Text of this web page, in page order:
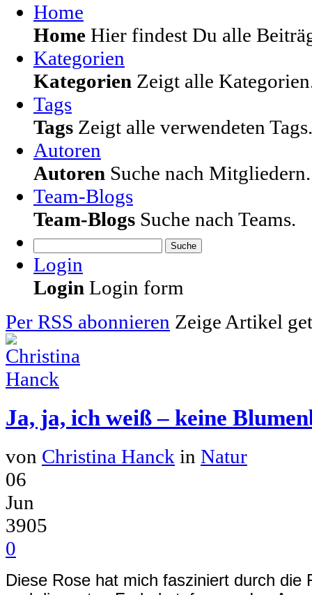
Home
Home Hier findest Du alle
Kategorien
Kategorien Zeigt alle
Tags
Tags Zeigt alle verwendeten Tags.
Autoren
Autoren Suche nach Mitgliedern.
Team-Blogs
Team-Blogs Suche nach Teams.
Suche
Login
Login Login form
Per RSS abonnieren Zeige Artikel
Ja, ja, ich weiß – keine
von Christina Hanck in Natur
06
Jun
3905
0
Diese Rose hat mich fasziniert durch die